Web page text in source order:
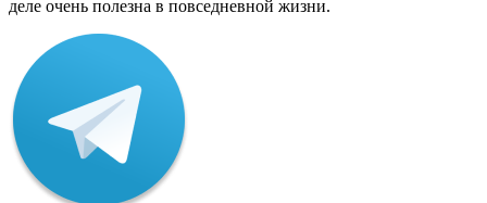
деле очень полезна в повседневной жизни.